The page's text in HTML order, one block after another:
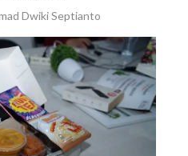
Dwiki Septianto